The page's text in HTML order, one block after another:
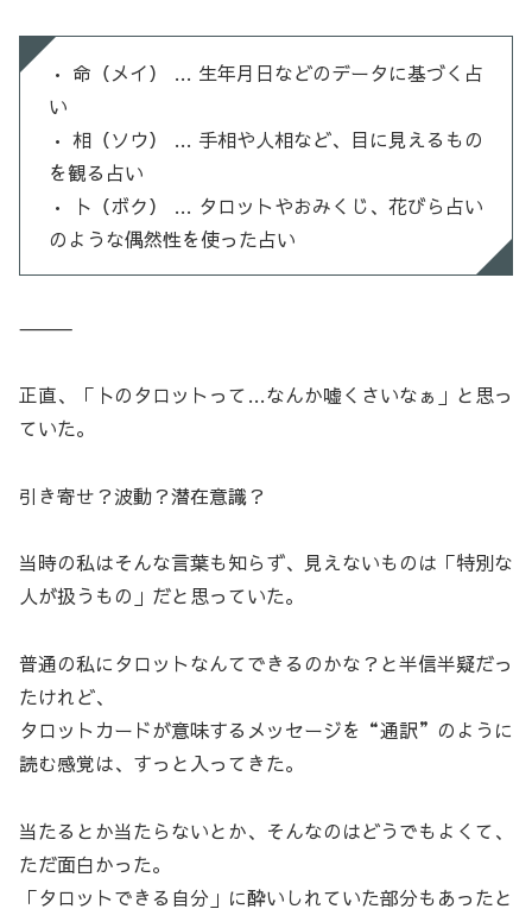
• 命（メイ） … 生年月日などのデータに基づく占
い
• 相（ソウ） … 手相や人相など、目に見えるもの
を観る占い
• 卜（ボク） … タロットやおみくじ、花びら占い
のような偶然性を使った占い
⸻
正直、「卜のタロットって…なんか嘘くさいなぁ」と思っ
ていた。
引き寄せ？波動？潜在意識？
当時の私はそんな言葉も知らず、見えないものは「特別な
人が扱うもの」だと思っていた。
普通の私にタロットなんてできるのかな？と半信半疑だっ
たけれど、
タロットカードが意味するメッセージを“通訳”のように
読む感覚は、すっと入ってきた。
当たるとか当たらないとか、そんなのはどうでもよくて、
ただ面白かった。
「タロットできる自分」に酔いしれていた部分もあったと